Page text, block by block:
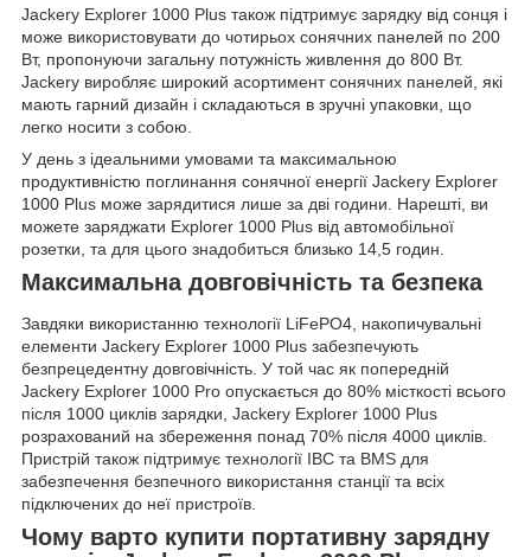
Jackery Explorer 1000 Plus також підтримує зарядку від сонця і
може використовувати до чотирьох сонячних панелей по 200
Вт, пропонуючи загальну потужність живлення до 800 Вт.
Jackery виробляє широкий асортимент сонячних панелей, які
мають гарний дизайн і складаються в зручні упаковки, що
легко носити з собою.
У день з ідеальними умовами та максимальною
продуктивністю поглинання сонячної енергії Jackery Explorer
1000 Plus може зарядитися лише за дві години. Нарешті, ви
можете заряджати Explorer 1000 Plus від автомобільної
розетки, та для цього знадобиться близько 14,5 годин.
Максимальна довговічність та безпека
Завдяки використанню технології LiFePO4, накопичувальні
елементи Jackery Explorer 1000 Plus забезпечують
безпрецедентну довговічність. У той час як попередній
Jackery Explorer 1000 Pro опускається до 80% місткості всього
після 1000 циклів зарядки, Jackery Explorer 1000 Plus
розрахований на збереження понад 70% після 4000 циклів.
Пристрій також підтримує технології IBC та BMS для
забезпечення безпечного використання станції та всіх
підключених до неї пристроїв.
Чому варто купити портативну зарядну